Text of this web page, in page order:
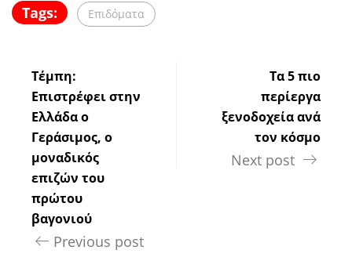
Tags: Επιδόματα
Τέμπη:
Επιστρέφει στην
Ελλάδα ο
Γεράσιμος, ο
μοναδικός
επιζών του
πρώτου
βαγονιού
Previous post
Τα 5 πιο
περίεργα
ξενοδοχεία ανά
τον κόσμο
Next post